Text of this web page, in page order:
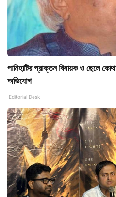
পানিহাটির প্রাক্তন বিধায়ক ও ছেলে
অভিযোগ
Editorial Desk